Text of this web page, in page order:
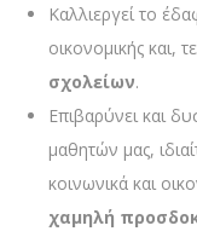
Καλλιεργεί το
οικονομικής και,
σχολείων.
Επιβαρύνει και
μαθητών μας,
κοινωνικά και
χαμηλή